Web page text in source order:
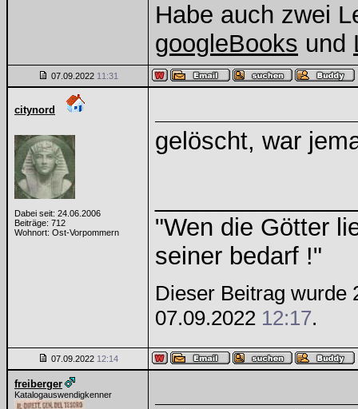
Habe auch zwei
googleBooks und
07.09.2022 11:31
citynord
Dabei seit: 24.06.2006
Beiträge: 712
Wohnort: Ost-Vorpommern
gelöscht, war
"Wen die Götter
seiner bedarf !"
Dieser Beitrag wurde
07.09.2022 12:17.
07.09.2022 12:14
freiberger
Katalogauswendigkenner